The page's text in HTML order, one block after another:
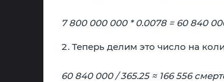
7 800 000 000 * 0.0078 = 60 840
Теперь делим это число на
60 840 000 / 365.25 ≈ 166 556